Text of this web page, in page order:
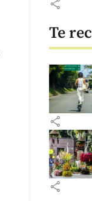
share
Te
share
share